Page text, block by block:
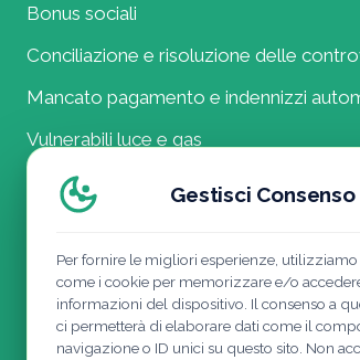
Bonus sociali
Conciliazione e risoluzione delle
Mancato pagamento e indennizzi
Vulnerabili luce e gas
Agevolazioni eventi meteorologici
Gestisci Consenso
Per fornire le migliori esperienze,
come i cookie per memorizzare e/o
informazioni del dispositivo. Il consenso a
ci permetterà di elaborare dati come il
navigazione o ID unici su questo sito. Non